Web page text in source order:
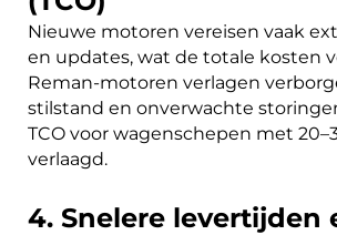
Nieuwe motoren vereisen vaak
en updates, wat de totale kosten
Reman-motoren verlagen
stilstand en onverwachte
TCO voor wagenschepen met
verlaagd.
4. Snelere levertijden